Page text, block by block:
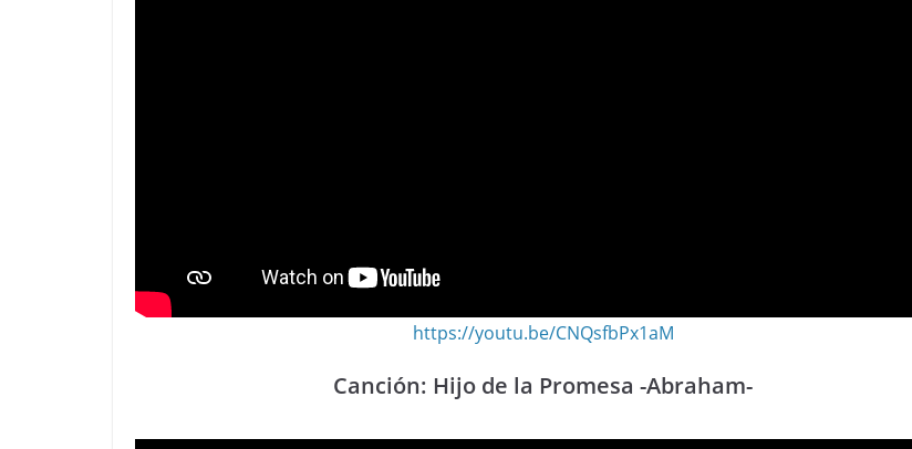
https://youtu.be/CNQsfbPx1aM
Canción: Hijo de la Promesa -Abraham-